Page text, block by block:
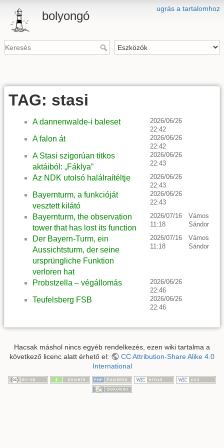
ugrás a tartalomhoz
bolyongó
TAG: stasi
A dannenwalde-i baleset
2026/06/26
22:42
A falon át
2026/06/26
22:42
A Stasi szigorúan titkos
aktáiból: „Fáklya”
2026/06/26
22:43
Az NDK utolsó halálraítéltje
2026/06/26
22:43
Bayernturm, a funkcióját
vesztett kilátó
2026/06/26
22:43
Bayernturm, the observation
tower that has lost its function
2026/07/16
11:18
Vámos
Sándor
Der Bayern-Turm, ein
Aussichtsturm, der seine
ursprüngliche Funktion
verloren hat
2026/07/16
11:18
Vámos
Sándor
Probstzella – végállomás
2026/06/26
22:46
Teufelsberg FSB
2026/06/26
22:46
Hacsak máshol nincs egyéb rendelkezés, ezen wiki tartalma a
következő licenc alatt érhető el:
CC Attribution-Share Alike 4.0
International